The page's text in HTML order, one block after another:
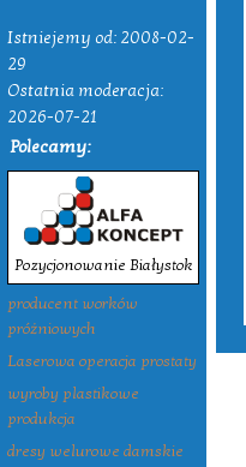
Istniejemy od: 2008-02-
29
Ostatnia moderacja:
2026-07-21
Polecamy:
Pozycjonowanie Białystok
producent worków
próżniowych
Laserowa operacja prostaty
wyroby plastikowe
produkcja
dresy welurowe damskie